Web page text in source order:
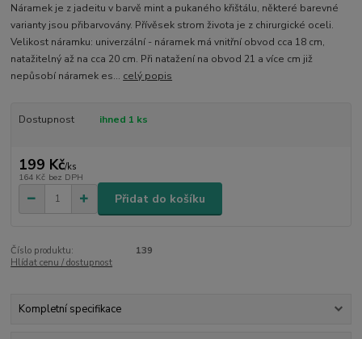
Náramek je z jadeitu v barvě mint a pukaného křištálu, některé barevné
varianty jsou přibarvovány. Přívěsek strom života je z chirurgické oceli.
Velikost náramku: univerzální - náramek má vnitřní obvod cca 18 cm,
natažitelný až na cca 20 cm. Při natažení na obvod 21 a více cm již
nepůsobí náramek es... celý popis
Dostupnost ihned 1 ks
199 Kč/ks
164 Kč bez DPH
Přidat do košíku
Číslo produktu:
139
Hlídat cenu / dostupnost
Kompletní specifikace